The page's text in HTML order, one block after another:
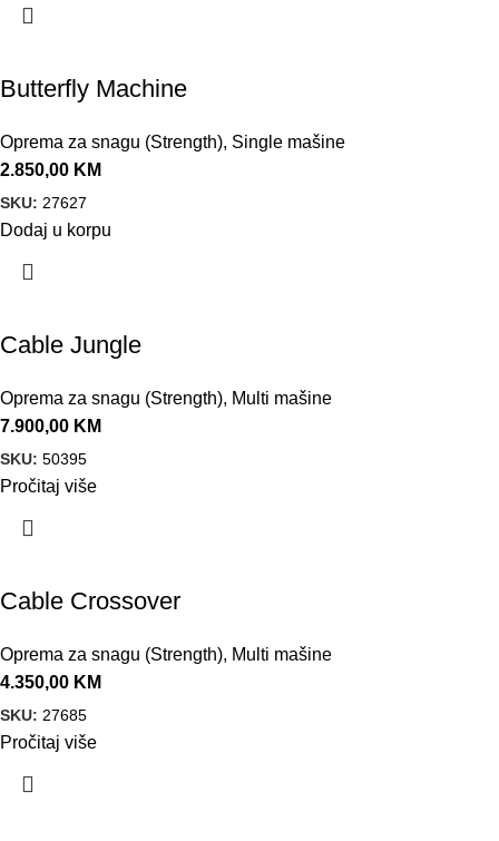
Butterfly Machine
Oprema za snagu (Strength), Single mašine
2.850,00 KM
SKU: 27627
Dodaj u korpu
Cable Jungle
Oprema za snagu (Strength), Multi mašine
7.900,00 KM
SKU: 50395
Pročitaj više
Cable Crossover
Oprema za snagu (Strength), Multi mašine
4.350,00 KM
SKU: 27685
Pročitaj više